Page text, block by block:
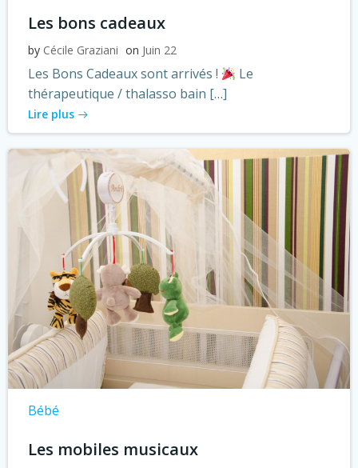
Les bons cadeaux
by Cécile Graziani on Juin 22
Les Bons Cadeaux sont arrivés !
Le
thérapeutique / thalasso bain […]
Lire plus
Bébé
Les mobiles musicaux